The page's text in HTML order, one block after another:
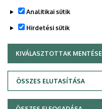
Adatvédelem
Analitikai sütik
Hirdetési sütik
KIVÁLASZTOTTAK MENTÉSE
ÖSSZES ELUTASÍTÁSA
WITHDRAW CONSENT